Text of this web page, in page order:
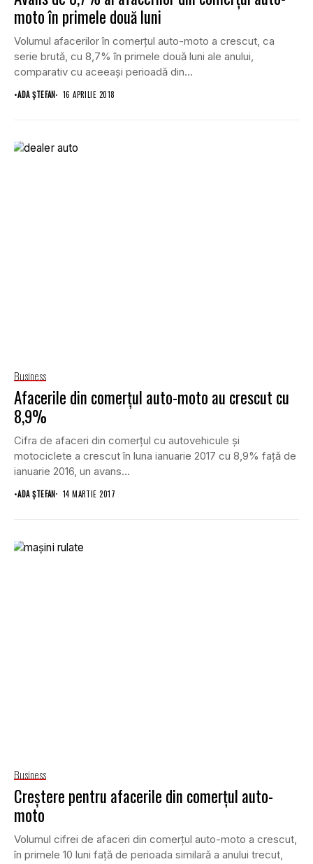
moto în primele două luni
Volumul afacerilor în comerţul auto-moto a crescut, ca
serie brută, cu 8,7% în primele două luni ale anului,
comparativ cu aceeaşi perioadă din...
•ADA ȘTEFAN 16 APRILIE 2018
Business
Afacerile din comerţul auto-moto au crescut cu
8,9%
Cifra de afaceri din comerţul cu autovehicule şi
motociclete a crescut în luna ianuarie 2017 cu 8,9% faţă de
ianuarie 2016, un avans...
•ADA ȘTEFAN 14 MARTIE 2017
Business
Creştere pentru afacerile din comerţul auto-
moto
Volumul cifrei de afaceri din comerţul auto-moto a crescut,
în primele 10 luni faţă de perioada similară a anului trecut,